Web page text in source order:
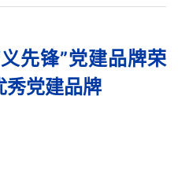
先锋”党建品牌荣
秀党建品牌